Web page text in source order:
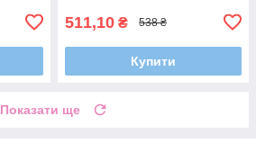
511,10 ₴ 538 ₴
Купити
Показати ще